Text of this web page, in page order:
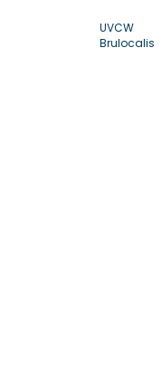
UVCW
Brulocalis